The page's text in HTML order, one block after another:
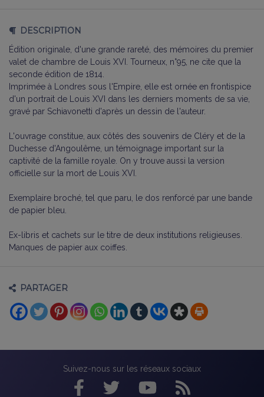
DESCRIPTION
Édition originale, d'une grande rareté, des mémoires du premier
valet de chambre de Louis XVI. Tourneux, n°95, ne cite que la
seconde édition de 1814.
Imprimée à Londres sous l'Empire, elle est ornée en frontispice
d'un portrait de Louis XVI dans les derniers moments de sa vie,
gravé par Schiavonetti d'après un dessin de l'auteur.
L'ouvrage constitue, aux côtés des souvenirs de Cléry et de la
Duchesse d'Angoulême, un témoignage important sur la
captivité de la famille royale. On y trouve aussi la version
officielle sur la mort de Louis XVI.
Exemplaire broché, tel que paru, le dos renforcé par une bande
de papier bleu.
Ex-libris et cachets sur le titre de deux institutions religieuses.
Manques de papier aux coiffes.
PARTAGER
Suivez-nous sur les réseaux sociaux